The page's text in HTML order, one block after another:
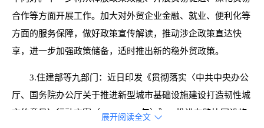
合作等方面开展工作。加大对外贸企业金融、就业、便利化等
方面的服务保障，做好政策宣传解读，推动涉企政策直达快
享，进一步加强政策储备，适时推出新的稳外贸政策。
3.住建部等九部门：近日印发《贯彻落实〈中共中央办公
厅、国务院办公厅关于推进新型城市基础设施建设打造韧性城
市的意见〉行动方案（2025-2027年）》，推进车路协同设施
展开阅读全文 